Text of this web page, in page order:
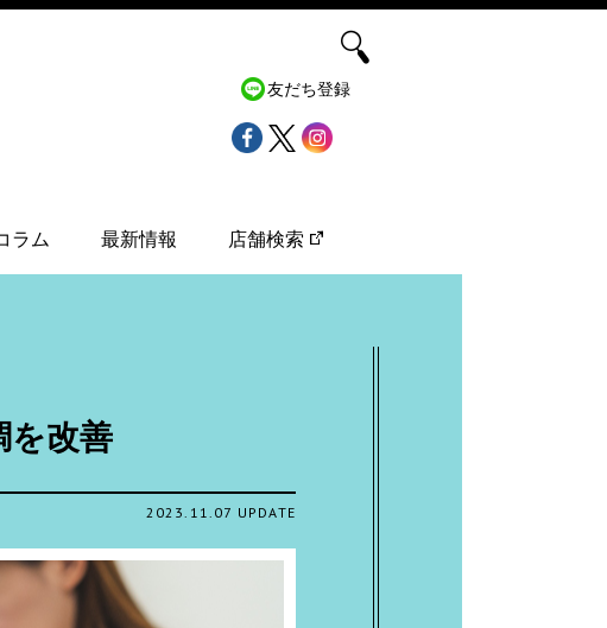
ラム 最新情報 店舗検索
友だち登録
を改善
2023.11.07 UPDATE